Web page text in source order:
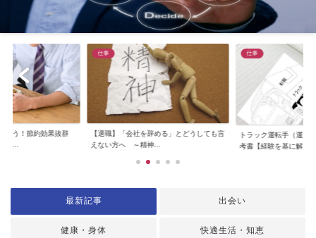
ろう！節約効果抜群
い...
仕事
【退職】「会社を辞める」とどうしても言
えない方へ ～精神...
仕事
トラック運転手（運送
考書【経験を基に解...
最新記事 出会い
健康・身体 快適生活・知恵